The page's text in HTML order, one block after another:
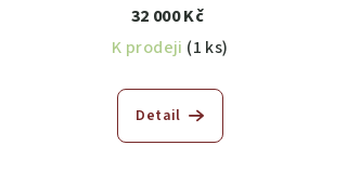
32 000 Kč
K prodeji (1 ks)
Detail